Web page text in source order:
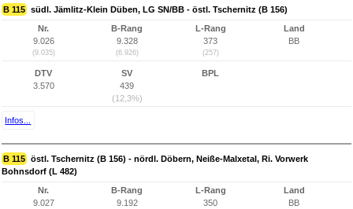
B 115 südl. Jämlitz-Klein Düben, LG SN/BB - östl. Tschernitz (B 156)
Nr.
9.026
(9.035)
B-Rang
9.328
(6.926)
L-Rang
373
(257)
Land
BB
DTV
3.570
SV
439
(12,3%)
BPL
Infos...
B 115 östl. Tschernitz (B 156) - nördl. Döbern, Neiße-Malxetal, Ri. Vorwerk
Bohnsdorf (L 482)
Nr.
9.027
B-Rang
9.192
L-Rang
350
Land
BB